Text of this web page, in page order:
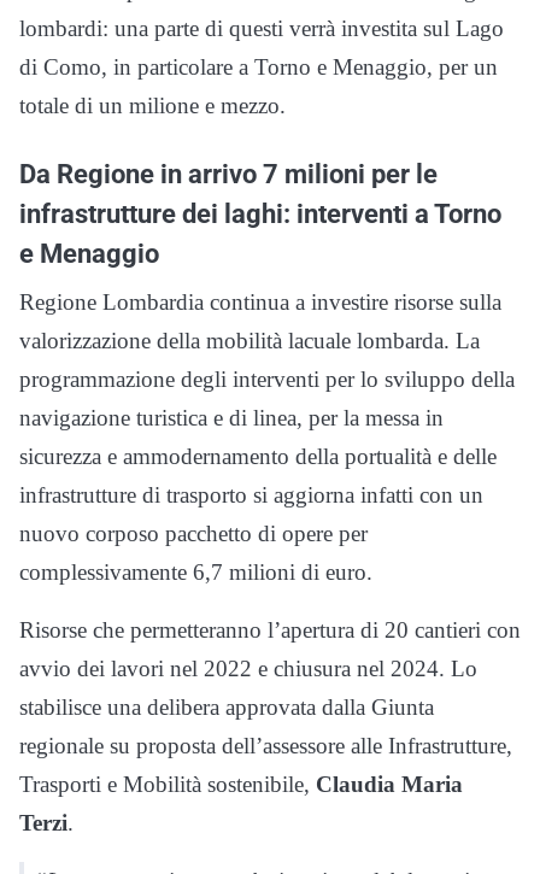
lombardi: una parte di questi verrà investita sul Lago
di Como, in particolare a Torno e Menaggio, per un
totale di un milione e mezzo.
Da Regione in arrivo 7 milioni per le
infrastrutture dei laghi: interventi a Torno
e Menaggio
Regione Lombardia continua a investire risorse sulla
valorizzazione della mobilità lacuale lombarda. La
programmazione degli interventi per lo sviluppo della
navigazione turistica e di linea, per la messa in
sicurezza e ammodernamento della portualità e delle
infrastrutture di trasporto si aggiorna infatti con un
nuovo corposo pacchetto di opere per
complessivamente 6,7 milioni di euro.
Risorse che permetteranno l’apertura di 20 cantieri con
avvio dei lavori nel 2022 e chiusura nel 2024. Lo
stabilisce una delibera approvata dalla Giunta
regionale su proposta dell’assessore alle Infrastrutture,
Trasporti e Mobilità sostenibile, Claudia Maria
Terzi.